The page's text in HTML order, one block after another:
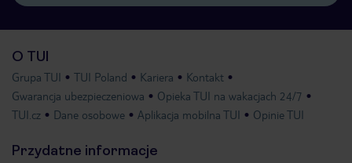
O TUI
Grupa TUI TUI Poland Kariera
Kontakt
Gwarancja ubezpieczeniowa
Opieka TUI na wakacjach 24/7
TUI.cz
Dane osobowe Aplikacja mobilna TUI Opinie TUI
Przydatne informacje